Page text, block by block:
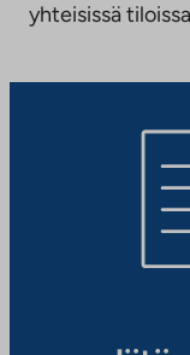
yhteisissä